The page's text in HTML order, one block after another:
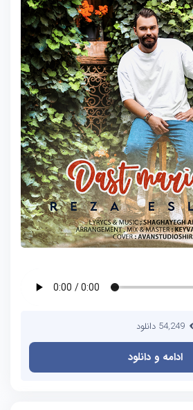
54,249 دانلود
ادامه و دانلود